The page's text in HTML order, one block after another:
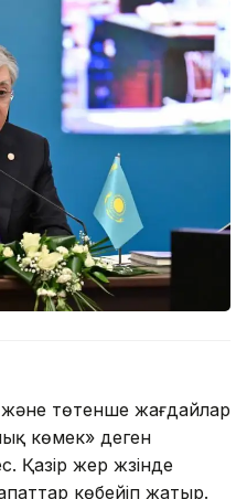
және төтенше жағдайлар
көмек» деген
Қазір жер жүзінде
көбейіп жатыр.